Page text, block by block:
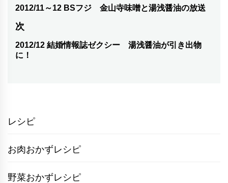
稿
ナ
ビ
ゲ
ョ
前
の
投
稿:
2012/11～12 BSフジ 金山寺味噌と湯浅醤油の放送
次
次
の
2012/12 結婚情報誌ゼクシー 湯浅醤油が引き出物
に！
レシピ
お肉おかずレシピ
野菜おかずレシピ